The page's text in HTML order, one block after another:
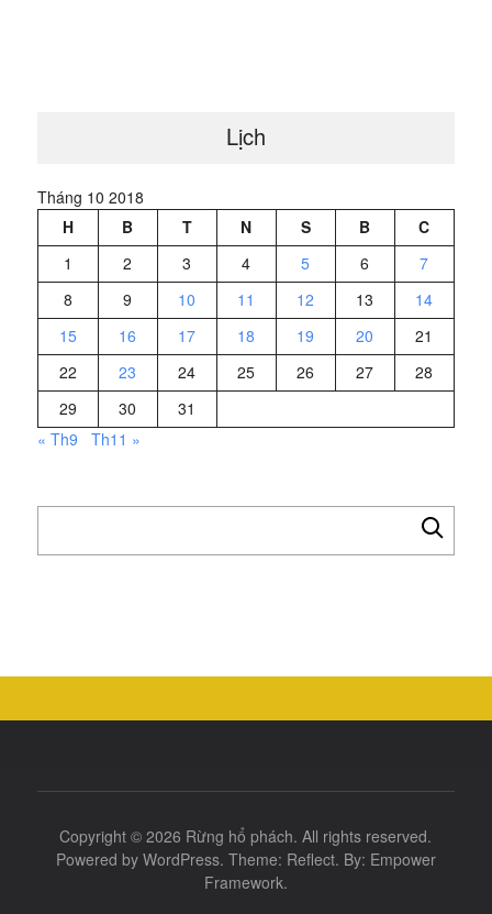
Lịch
Tháng 10 2018
H
B T N S B
C
1
2 3 4 5 6
7
8
9 10 11 12 13
14
15
16 17 18 19 20
21
22
23 24 25 26 27
28
29
30
31
« Th9
Th11 »
cho:
Copyright © 2026 Rừng hổ phách. All rights reserved.
Powered by WordPress. Theme: Reflect. By: Empower
Framework.